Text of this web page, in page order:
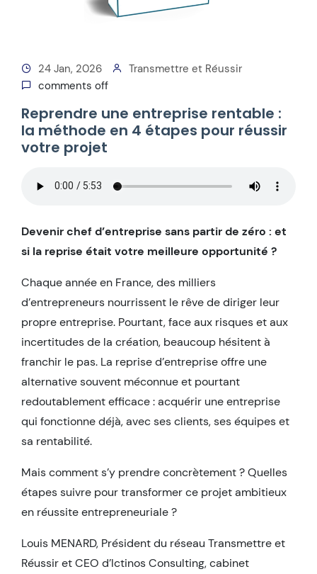
24 Jan, 2026
Transmettre et Réussir
comments off
Reprendre une entreprise rentable :
la méthode en 4 étapes pour réussir
votre projet
Devenir chef d’entreprise sans partir de zéro : et
si la reprise était votre meilleure opportunité ?
Chaque année en France, des milliers
d’entrepreneurs nourrissent le rêve de diriger leur
propre entreprise. Pourtant, face aux risques et aux
incertitudes de la création, beaucoup hésitent à
franchir le pas. La reprise d’entreprise offre une
alternative souvent méconnue et pourtant
redoutablement efficace : acquérir une entreprise
qui fonctionne déjà, avec ses clients, ses équipes et
sa rentabilité.
Mais comment s’y prendre concrètement ? Quelles
étapes suivre pour transformer ce projet ambitieux
en réussite entrepreneuriale ?
Louis MENARD, Président du réseau Transmettre et
Réussir et CEO d’Ictinos Consulting, cabinet